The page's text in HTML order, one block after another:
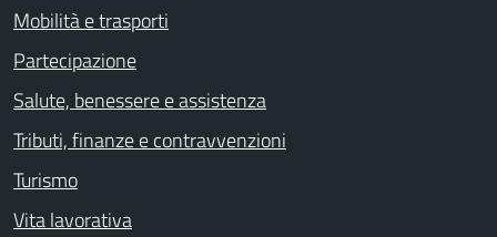
Mobilità e trasporti
Partecipazione
Salute, benessere e assistenza
Tributi, finanze e contravvenzioni
Turismo
Vita lavorativa